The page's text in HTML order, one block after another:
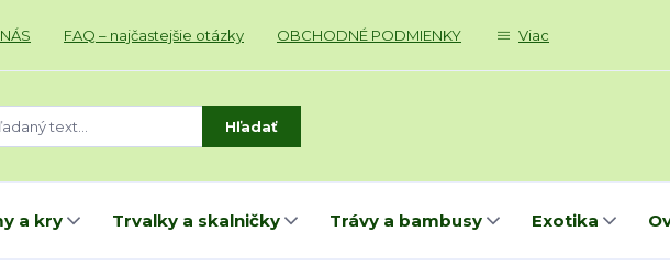
FAQ – najčastejšie otázky OBCHODNÉ PODMIENKY Viac
Hľadať
a kry Trvalky a skalničky Trávy a bambusy Exotika